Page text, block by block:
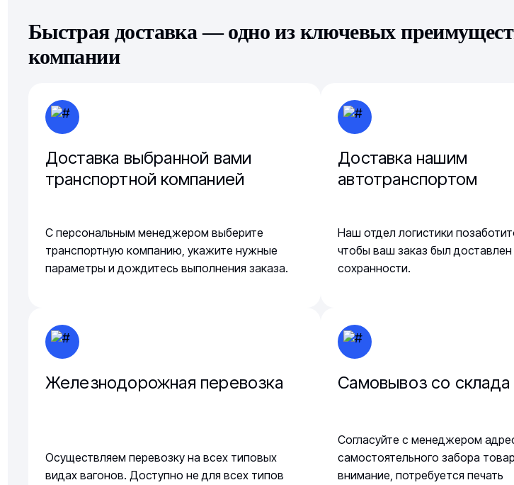
Быстрая доставка — одно из ключевых
компании
Доставка выбранной вами
транспортной компанией
С персональным менеджером выберите
транспортную компанию, укажите нужные
параметры и дождитесь выполнения заказа.
Доставка нашим
автотранспортом
Наш отдел логистики
чтобы ваш заказ был
сохранности.
Железнодорожная перевозка
Осуществляем перевозку на всех типовых
видах вагонов. Доступно не для всех типов
Самовывоз со склада
Согласуйте с менеджером
самостоятельного забора
внимание, потребуется печать